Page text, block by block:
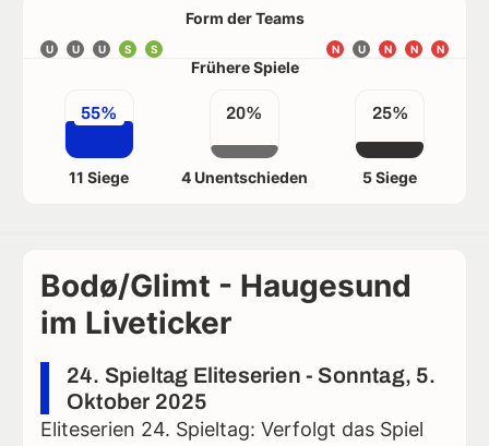
Form der Teams
U U U S S N
N
N
U
N
Frühere Spiele
55%
11 Siege
20%
4 Unentschieden
25%
5 Siege
Bodø/Glimt - Haugesund
im Liveticker
24. Spieltag Eliteserien - Sonntag, 5.
Oktober 2025
Eliteserien 24. Spieltag: Verfolgt das Spiel